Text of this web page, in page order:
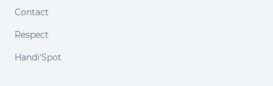
Contact
Respect
Handi'Spot